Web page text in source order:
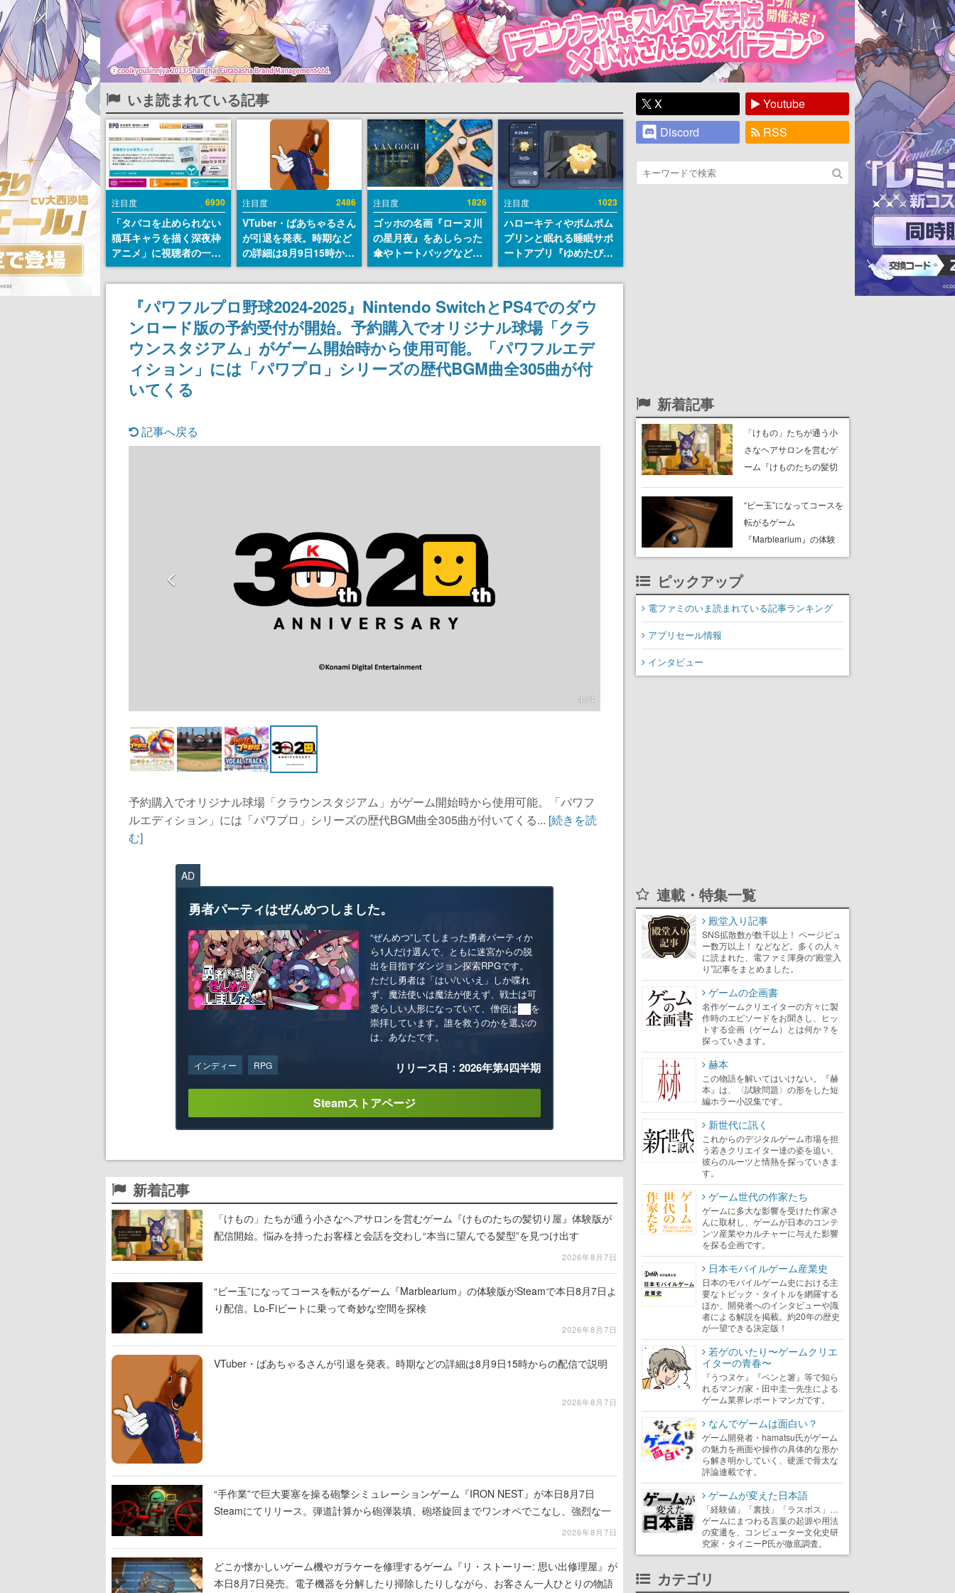
いま読まれている記事
注目度 6930
「タバコを止められない
猫耳キャラを描く深夜枠
アニメ」に視聴者の一部
から批判意見。違法薬物
の使用と思しき描写も含
めて、BPOが議論を交わ
注目度 2486
VTuber・ばあちゃるさん
が引退を発表。時期など
の詳細は8月9日15時から
の配信で説明
注目度 1826
ゴッホの名画『ローヌ川
の星月夜』をあしらった
傘やトートバッグなどが
登場。8月7日21時より2
日間限定で予約販売
注目度 1023
ハローキティやポムポム
プリンと眠れる睡眠サポ
ートアプリ『ゆめたび』
が配信中。キャラごとの
ASMRや目覚ましアラー
ムも搭載
『パワフルプロ野球2024‐2025』Nintendo SwitchとPS4でのダウ
ンロード版の予約受付が開始。予約購入でオリジナル球場「クラ
ウンスタジアム」がゲーム開始時から使用可能。「パワフルエデ
ィション」には「パワプロ」シリーズの歴代BGM曲全305曲が付
いてくる
記事へ戻る
4 / 4
予約購入でオリジナル球場「クラウンスタジアム」がゲーム開始時から使用可能。「パワフ
ルエディション」には「パワプロ」シリーズの歴代BGM曲全305曲が付いてくる... [続きを読
む]
AD
勇者パーティはぜんめつしました。
“ぜんめつ”してしまった勇者パーティか
ら1人だけ選んで、ともに迷宮からの脱
出を目指すダンジョン探索RPGです。
ただし勇者は「はい/いいえ」しか喋れ
ず、魔法使いは魔法が使えず、戦士は可
愛らしい人形になっていて、僧侶は██を
崇拝しています。誰を救うのかを選ぶの
は、あなたです。
インディー RPG リリース日：2026年第4四半期
Steamストアページ
新着記事
「けもの」たちが通う小さなヘアサロンを営むゲーム『けものたちの髪切り屋』体験版が
配信開始。悩みを持ったお客様と会話を交わし“本当に望んでる髪型”を見つけ出す
2026年8月7日
“ビー玉”になってコースを転がるゲーム『Marblearium』の体験版がSteamで本日8月7日よ
り配信。Lo-Fiビートに乗って奇妙な空間を探検
2026年8月7日
VTuber・ばあちゃるさんが引退を発表。時期などの詳細は8月9日15時からの配信で説明
2026年8月7日
“手作業”で巨大要塞を操る砲撃シミュレーションゲーム『IRON NEST』が本日8月7日
Steamにてリリース。弾道計算から砲弾装填、砲塔旋回までワンオペでこなし、強烈な一
2026年8月7日
どこか懐かしいゲーム機やガラケーを修理するゲーム『リ・ストーリー: 思い出修理屋』が
本日8月7日発売。電子機器を分解したり掃除したりしながら、お客さん一人ひとりの物語
X
Youtube
Discord
RSS
新着記事
「けもの」たちが通う小
さなヘアサロンを営むゲ
ーム『けものたちの髪切
始。悩みを持ったお客様
と会話を交わし“本当に望
んでる髪型”を見つけ出す
“ビー玉”になってコースを
転がるゲーム
『Marblearium』の体験
版がSteamで本日8月7日
ピックアップ
電ファミのいま読まれている記事ランキング
アプリセール情報
インタビュー
連載・特集一覧
殿堂入り記事
SNS拡散数が数千以上！ ページビュ
ー数万以上！ などなど。多くの人々
に読まれた、電ファミ渾身の“殿堂入
り”記事をまとめました。
ゲームの企画書
名作ゲームクリエイターの方々に製
作時のエピソードをお聞きし、ヒッ
トする企画（ゲーム）とは何か？を
探っていきます。
赫本
この物語を解いてはいけない。『赫
本』は、〈試験問題〉の形をした短
編ホラー小説集です。
新世代に訊く
これからのデジタルゲーム市場を担
う若きクリエイター達の姿を追い、
彼らのルーツと情熱を探っていきま
す。
ゲーム世代の作家たち
ゲームに多大な影響を受けた作家さ
んに取材し、ゲームが日本のコンテ
ンツ産業やカルチャーに与えた影響
を探る企画です。
日本モバイルゲーム産業史
日本のモバイルゲーム史における主
要なトピック・タイトルを網羅する
ほか、開発者へのインタビューや識
者による解説を掲載。約20年の歴史
が一望できる決定版！
若ゲのいたり〜ゲームクリエ
イターの青春〜
『うつヌケ』『ペンと箸』等で知ら
れるマンガ家・田中圭一先生による
ゲーム業界レポートマンガです。
なんでゲームは面白い？
ゲーム開発者・hamatsu氏がゲーム
の魅力を画面や操作の具体的な形か
ら解き明かしていく、硬派で骨太な
評論連載です。
ゲームが変えた日本語
「経験値」「裏技」「ラスボス」…
ゲームにまつわる言葉の起源や用法
の変遷を、コンピューター文化史研
究家・タイニーP氏が徹底調査。
カテゴリ